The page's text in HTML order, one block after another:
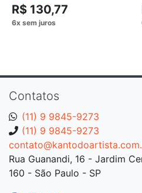
R$ 130,77
Contatos
(11) 9 9845-9273
(11) 9 9845-9273
Rua Guanandi, 16 - Jardim
160 - São Paulo - SP